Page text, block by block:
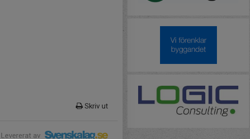
Skriv ut
Levererat av